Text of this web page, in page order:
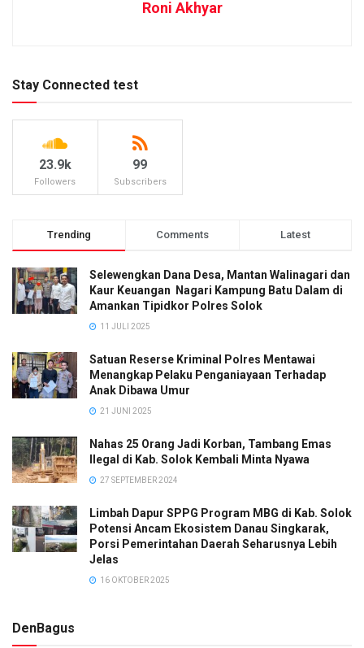
Roni Akhyar
Stay Connected test
23.9k
Followers
99
Subscribers
Trending Comments Latest
Selewengkan Dana Desa, Mantan Walinagari dan
Kaur Keuangan Nagari Kampung Batu Dalam di
Amankan Tipidkor Polres Solok
11 JULI 2025
Satuan Reserse Kriminal Polres Mentawai
Menangkap Pelaku Penganiayaan Terhadap
Anak Dibawa Umur
21 JUNI 2025
Nahas 25 Orang Jadi Korban, Tambang Emas
Ilegal di Kab. Solok Kembali Minta Nyawa
27 SEPTEMBER 2024
Limbah Dapur SPPG Program MBG di Kab. Solok
Potensi Ancam Ekosistem Danau Singkarak,
Porsi Pemerintahan Daerah Seharusnya Lebih
Jelas
16 OKTOBER 2025
DenBagus